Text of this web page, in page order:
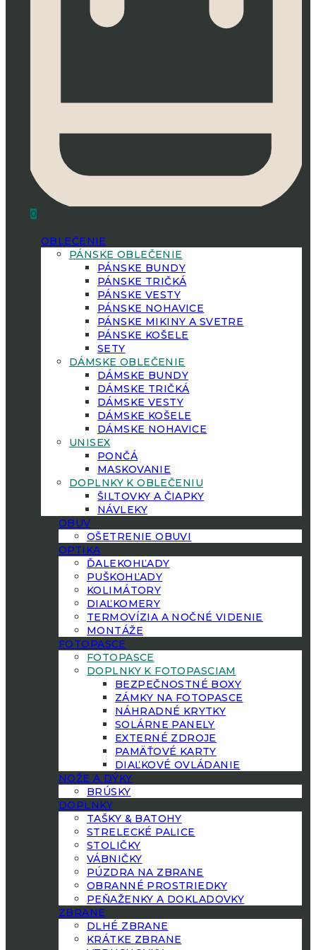
0
OBLEČENIE
PÁNSKE OBLEČENIE
PÁNSKE BUNDY
PÁNSKE TRIČKÁ
PÁNSKE VESTY
PÁNSKE NOHAVICE
PÁNSKE MIKINY A SVETRE
PÁNSKE KOŠELE
SETY
DÁMSKE OBLEČENIE
DÁMSKE BUNDY
DÁMSKE TRIČKÁ
DÁMSKE VESTY
DÁMSKE KOŠELE
DÁMSKE NOHAVICE
UNISEX
PONČÁ
MASKOVANIE
DOPLNKY K OBLEČENIU
ŠILTOVKY A ČIAPKY
NÁVLEKY
OBUV
OŠETRENIE OBUVI
OPTIKA
ĎALEKOHĽADY
PUŠKOHĽADY
KOLIMÁTORY
DIAĽKOMERY
TERMOVÍZIA A NOČNÉ VIDENIE
MONTÁŽE
FOTOPASCE
FOTOPASCE
DOPLNKY K FOTOPASCIAM
BEZPEČNOSTNÉ BOXY
ZÁMKY NA FOTOPASCE
NÁHRADNÉ KRYTKY
SOLÁRNE PANELY
EXTERNÉ ZDROJE
PAMÄŤOVÉ KARTY
DIAĽKOVÉ OVLÁDANIE
NOŽE A DÝKY
BRÚSKY
DOPLNKY
TAŠKY & BATOHY
STRELECKÉ PALICE
STOLIČKY
VÁBNIČKY
PÚZDRA NA ZBRANE
OBRANNÉ PROSTRIEDKY
PEŇAŽENKY A DOKLADOVKY
ZBRANE
DLHÉ ZBRANE
KRÁTKE ZBRANE